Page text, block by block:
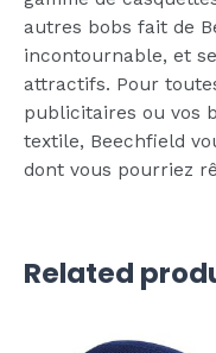
autres bobs fait de
incontournable, et
attractifs. Pour
publicitaires ou vos
textile, Beechfield
dont vous pourriez
Related